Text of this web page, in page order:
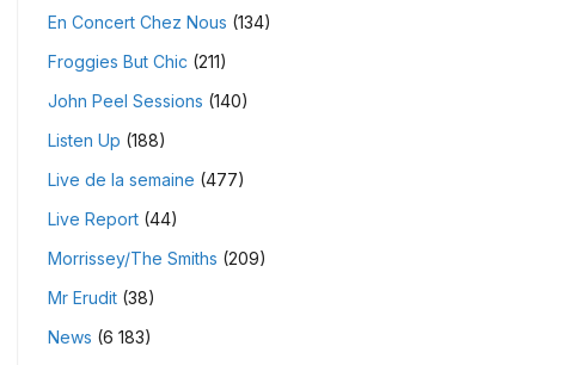
En Concert Chez Nous (134)
Froggies But Chic (211)
John Peel Sessions (140)
Listen Up (188)
Live de la semaine (477)
Live Report(44)
Morrissey/The Smiths (209)
Mr Erudit(38)
News (6 183)